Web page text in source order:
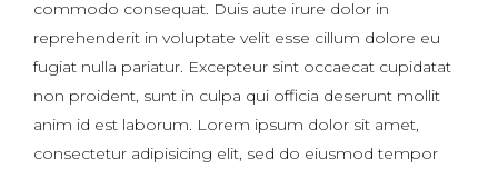
commodo consequat. Duis aute irure dolor in
reprehenderit in voluptate velit esse cillum dolore eu
fugiat nulla pariatur. Excepteur sint occaecat cupidatat
non proident, sunt in culpa qui officia deserunt mollit
anim id est laborum. Lorem ipsum dolor sit amet,
consectetur adipisicing elit, sed do eiusmod tempor